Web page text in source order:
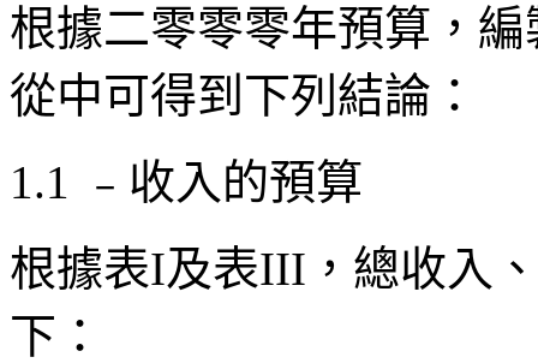
根據二零零零年預算，
從中可得到下列結論：
1.1 ﹣收入的預算
根據表I及表III，總收入
下：